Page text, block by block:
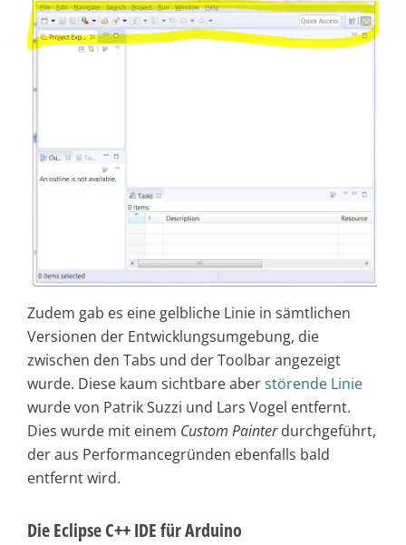
Zudem gab es eine gelbliche Linie in sämtlichen
Versionen der Entwicklungsumgebung, die
zwischen den Tabs und der Toolbar angezeigt
wurde. Diese kaum sichtbare aberstörende Linie
wurde von Patrik Suzzi und Lars Vogel entfernt.
Dies wurde mit einem Custom Painterdurchgeführt,
der aus Performancegründen ebenfalls bald
entfernt wird.
Die Eclipse C++ IDE für Arduino